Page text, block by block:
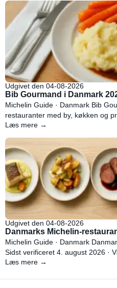
Udgivet den 04-08-2026
Bib Gourmand i Danmark
Michelin Guide · Danmark Bib
restauranter med by, køkken og
Læs mere →
Udgivet den 04-08-2026
Danmarks Michelin-
Michelin Guide · Danmark
Sidst verificeret 4. august 2026 ·
Læs mere →